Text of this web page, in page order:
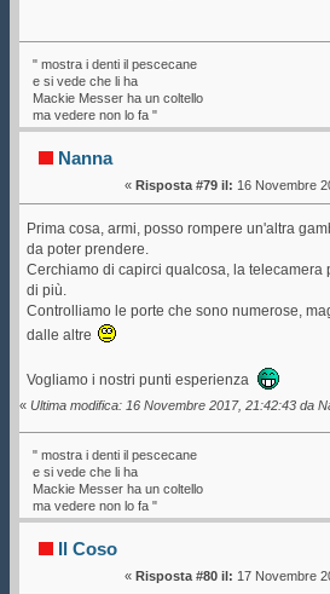
" mostra i denti il pescecane
e si vede che li ha
Mackie Messer ha un coltello
ma vedere non lo fa "
Nanna
« Risposta #79 il: 16 Novembre
Prima cosa, armi, posso rompere un'altra
da poter prendere.
Cerchiamo di capirci qualcosa, la telecamera
di più.
Controlliamo le porte che sono numerose,
dalle altre
Vogliamo i nostri punti esperienza
« Ultima modifica: 16 Novembre 2017, 21:42:43 da
" mostra i denti il pescecane
e si vede che li ha
Mackie Messer ha un coltello
ma vedere non lo fa "
Il Coso
« Risposta #80 il: 17 Novembre